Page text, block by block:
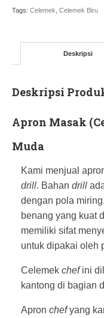
Tags: Celemek Celemek Biru
Deskripsi
Deskripsi
Apron Masak
Muda
Kami menjual
drill. Bahan drill
dengan pola
benang yang kuat
memiliki sifat
untuk dipakai oleh
Celemek chefini
kantong di bagian
Apron chefyang